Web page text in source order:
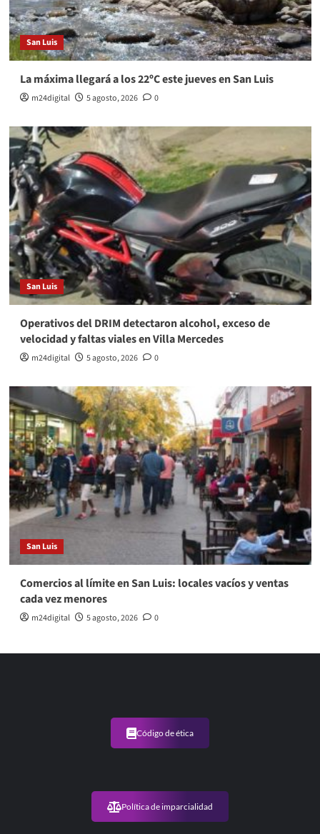
San Luis
La máxima llegará a los 22ºC este jueves en San Luis
m24digital 5 agosto, 2026 0
San Luis
Operativos del DRIM detectaron alcohol, exceso de
velocidad y faltas viales en Villa Mercedes
m24digital 5 agosto, 2026 0
San Luis
Comercios al límite en San Luis: locales vacíos y ventas
cada vez menores
m24digital 5 agosto, 2026 0
Código de ética
Política de imparcialidad